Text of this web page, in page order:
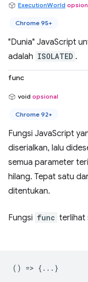
ExecutionWorld
Chrome 95+
"Dunia" JavaScript
adalah ISOLATED .
func
void opsional
Chrome 92+
Fungsi JavaScript
diserialkan, lalu
semua parameter
hilang. Tepat satu
ditentukan.
Fungsi func terlihat
() => {...}